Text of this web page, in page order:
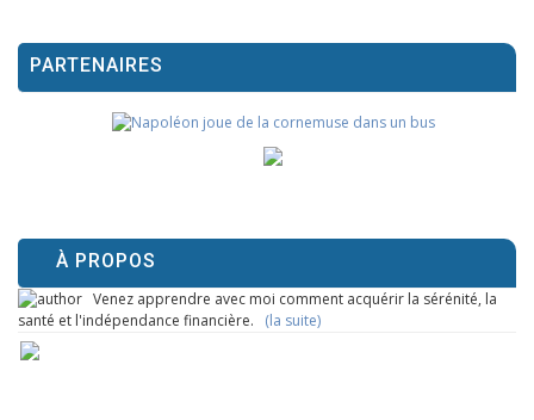
PARTENAIRES
À PROPOS
Venez apprendre avec moi comment acquérir la sérénité, la
santé et l'indépendance financière. (la suite)